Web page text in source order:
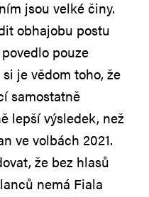
jsou velké činy.
obhajobu postu
pouze
je vědom toho, že
samostatně
lepší výsledek, než
ve volbách 2021.
že bez hlasů
nemá Fiala